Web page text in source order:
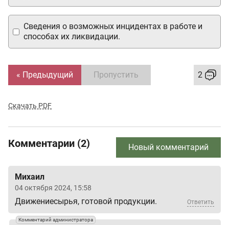
Сведения о возможных инцидентах в работе и
способах их ликвидации.
« Предыдущий Пропустить 2
Скачать PDF
Комментарии (2) Новый комментарий
Михаил
04 октября 2024, 15:58
Движениесырья, готовой продукции. Ответить
Комментарий администратора